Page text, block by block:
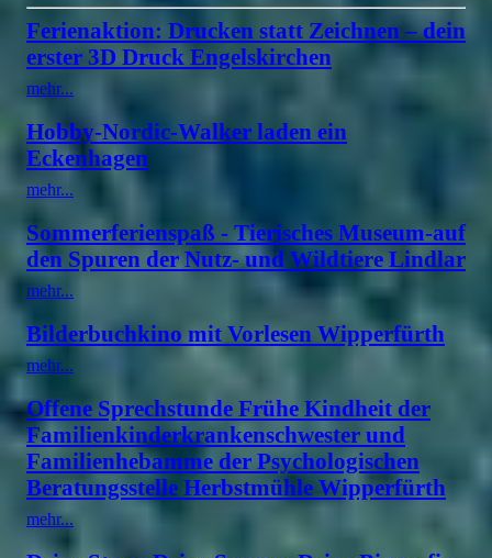
Ferienaktion: Drucken statt Zeichnen – dein
erster 3D Druck Engelskirchen
mehr...
Hobby-Nordic-Walker laden ein
Eckenhagen
mehr...
Sommerferienspaß - Tierisches Museum-auf
den Spuren der Nutz- und Wildtiere Lindlar
mehr...
Bilderbuchkino mit Vorlesen Wipperfürth
mehr...
Offene Sprechstunde Frühe Kindheit der
Familienkinderkrankenschwester und
Familienhebamme der Psychologischen
Beratungsstelle Herbstmühle Wipperfürth
mehr...